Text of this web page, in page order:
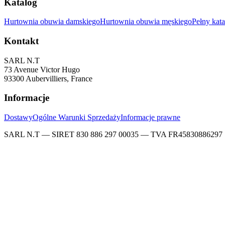
Hurtownia obuwia damskiegoHurtownia obuwia męskiegoPełny
Kontakt
SARL N.T
73 Avenue Victor Hugo
93300 Aubervilliers, France
Informacje
DostawyOgólne Warunki SprzedażyInformacje prawne
SARL N.T — SIRET 830 886 297 00035 — TVA FR45830886297